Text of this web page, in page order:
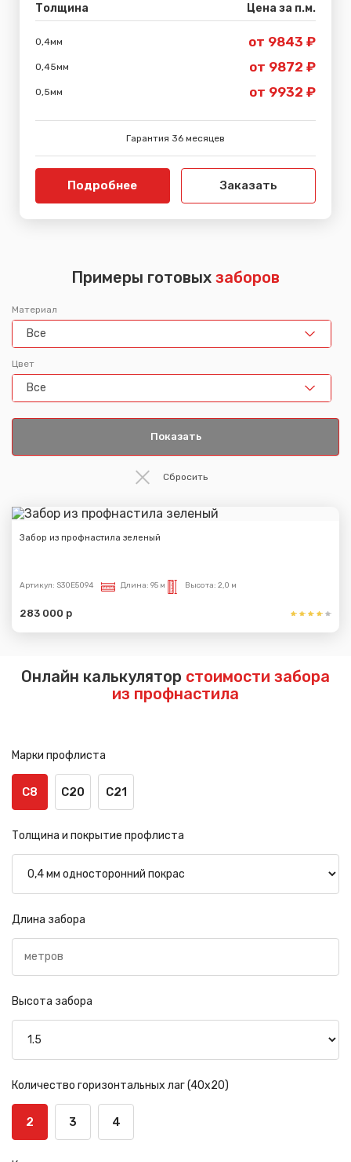
Толщина Цена за п.м.
0,4мм от 9843 ₽
0,45мм от 9872 ₽
0,5мм от 9932 ₽
Гарантия 36 месяцев
Подробнее Заказать
Примеры готовых заборов
Материал
Все
Цвет
Все
Забор из профнастила зеленый
Артикул: S30E5094 Длина: 95 м Высота: 2,0 м
283 000 р
Онлайн калькулятор стоимости забора
из профнастила
Марки профлиста
С8 С20 С21
Толщина и покрытие профлиста
Длина забора
Высота забора
Количество горизонтальных лаг (40х20)
2 3 4